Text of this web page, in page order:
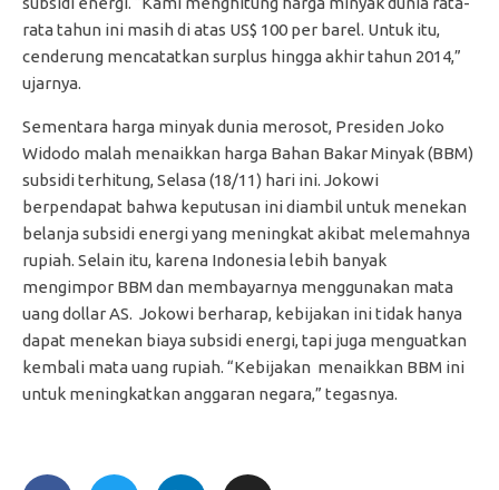
rata tahun ini masih di atas US$ 100 per barel. Untuk itu,
cenderung mencatatkan surplus hingga akhir tahun 2014,”
ujarnya.
Sementara harga minyak dunia merosot, Presiden Joko
Widodo malah menaikkan harga Bahan Bakar Minyak (BBM)
subsidi terhitung, Selasa (18/11) hari ini. Jokowi
berpendapat bahwa keputusan ini diambil untuk menekan
belanja subsidi energi yang meningkat akibat melemahnya
rupiah. Selain itu, karena Indonesia lebih banyak
mengimpor BBM dan membayarnya menggunakan mata
uang dollar AS. Jokowi berharap, kebijakan ini tidak hanya
dapat menekan biaya subsidi energi, tapi juga menguatkan
kembali mata uang rupiah. “Kebijakan menaikkan BBM ini
untuk meningkatkan anggaran negara,” tegasnya.